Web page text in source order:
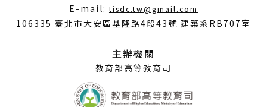
E-mail:tisdc.tw@gmail.com
開
106335 臺北市大安區基隆路4段43號 建築系RB707室
主辦機關
教育部高等教育司